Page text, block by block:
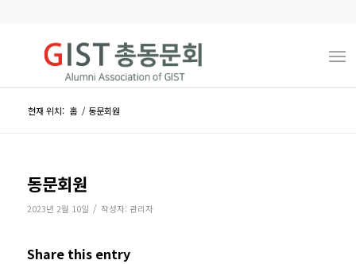
현재 위치: 홈 / 동문회원
동문회원
2023년 2월 10일 / 작성자: 관리자
Share this entry